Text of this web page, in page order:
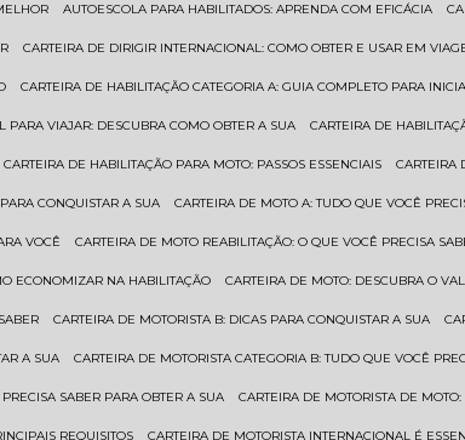
AUTOESCOLA PARA HABILITADOS: APRENDA COM EFICÁCIA
CARTEIRA DE DIRIGIR INTERNACIONAL: COMO OBTER E USAR EM
CARTEIRA DE HABILITAÇÃO CATEGORIA A: GUIA COMPLETO PARA
PARA VIAJAR: DESCUBRA COMO OBTER A SUA CARTEIRA DE
CARTEIRA DE HABILITAÇÃO PARA MOTO: PASSOS ESSENCIAIS
CONQUISTAR A SUA CARTEIRA DE MOTO A: TUDO QUE VOCÊ
VOCÊ CARTEIRA DE MOTO REABILITAÇÃO: O QUE VOCÊ PRECISA
ECONOMIZAR NA HABILITAÇÃO CARTEIRA DE MOTO: DESCUBRA O
CARTEIRA DE MOTORISTA B: DICAS PARA CONQUISTAR A SUA
A SUA CARTEIRA DE MOTORISTA CATEGORIA B: TUDO QUE VOCÊ
SABER PARA OBTER A SUA CARTEIRA DE MOTORISTA DE
REQUISITOS CARTEIRA DE MOTORISTA INTERNACIONAL É